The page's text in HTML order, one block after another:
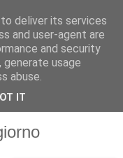
per condividere
deliver its services
and user-agent are
and security
usage
abuse.
IT